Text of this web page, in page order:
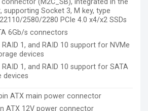
supporting Socket 3, M key, type
2580/2280 PCIe 4.0 x4/x2 SSDs
6Gb/s connectors
RAID 1, and RAID 10 support for NVMe
devices
RAID 1, and RAID 10 support for SATA
devices
ATX main power connector
ATX 12V power connector